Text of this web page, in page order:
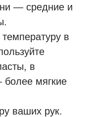
— средние и
в
в
мягкие
ваших рук.